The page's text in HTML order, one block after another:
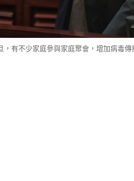
有不少家庭參與家庭聚會，增加病毒傳